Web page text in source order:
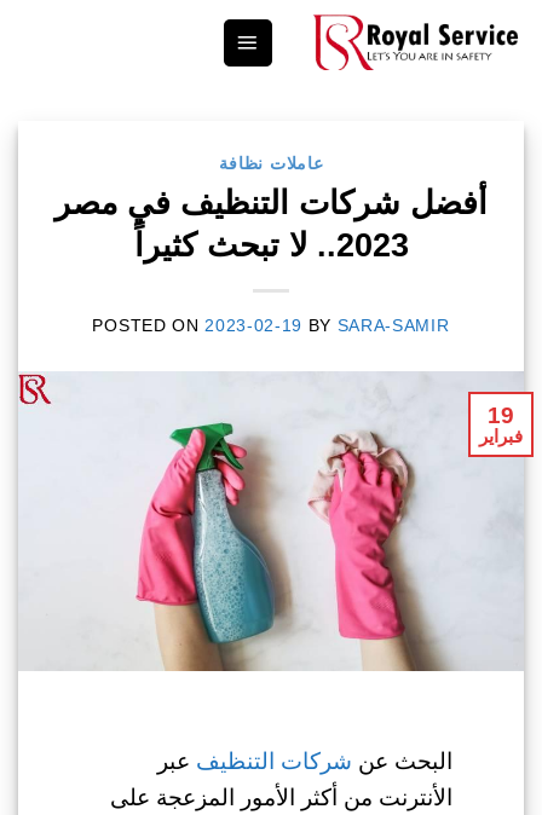
عاملات نظافة
أفضل شركات التنظيف في مصر
2023.. لا تبحث كثيراً
POSTED ON 2023-02-19 BY SARA-SAMIR
19
فبراير
البحث عن شركات التنظيف عبر
الأنترنت من أكثر الأمور المزعجة على